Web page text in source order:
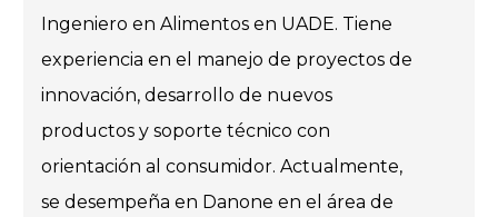
Ingeniero en Alimentos en UADE. Tiene
experiencia en el manejo de proyectos de
innovación, desarrollo de nuevos
productos y soporte técnico con
orientación al consumidor. Actualmente,
se desempeña en Danone en el área de